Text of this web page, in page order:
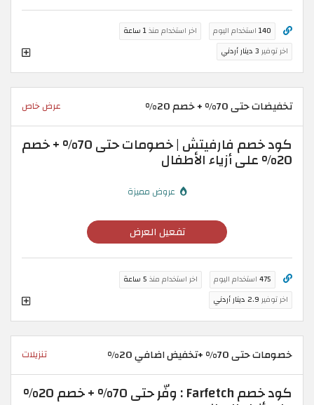
140 استخدام اليوم اخر استخدام منذ1 ساعة
اخر توفير 3 دينار أردني
تخفيضات حتى 70% + خصم 20% عرض خاص
كود خصم فارفيتش | خصومات حتى 70% + خصم
20% على أزياء الأطفال
عروض مميزة
تفعيل العرض
475 استخدام اليوم اخر استخدام منذ 5 ساعة
اخر توفير 2.9 دينار أردني
خصومات حتى 70% +تخفيض اضافي 20% تنزيلات
كود خصم Farfetch : وفّر حتى 70% + خصم 20%